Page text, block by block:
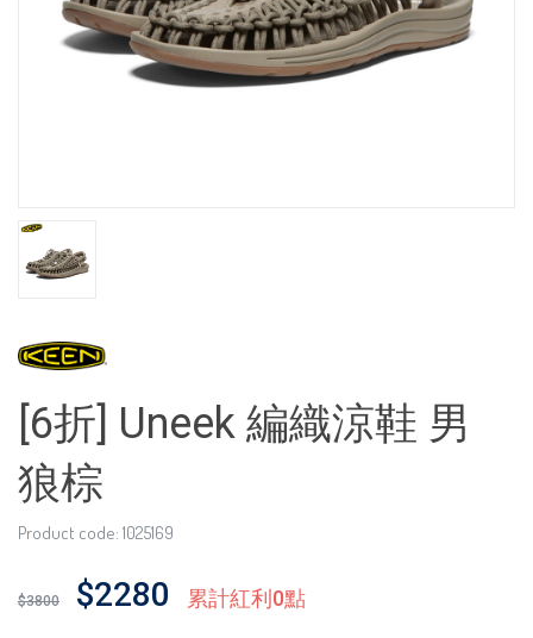
[6折] Uneek 編織涼鞋 男
狼棕
Product code: 1025169
$3800 $2280 累計紅利0點